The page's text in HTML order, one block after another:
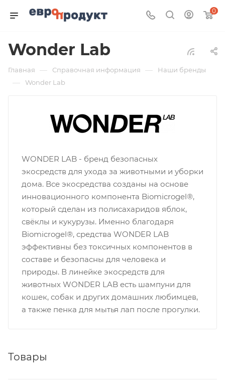
0
Wonder Lab
Главная — Справочная информация — Наши бренды
— Wonder Lab
WONDER LAB - бренд безопасных
экосредств для ухода за животными и уборки
дома. Все экосредства созданы на основе
инновационного компонента Biomicrogel®,
который сделан из полисахаридов яблок,
свёклы и кукурузы. Именно благодаря
Biomicrogel®, средства WONDER LAB
эффективны без токсичных компонентов в
составе и безопасны для человека и
природы. В линейке экосредств для
животных WONDER LAB есть шампуни для
кошек, собак и других домашних любимцев,
а также пенка для мытья лап после прогулки.
Товары